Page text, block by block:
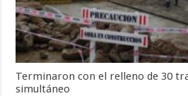
Terminaron con el relleno de 30
simultáneo